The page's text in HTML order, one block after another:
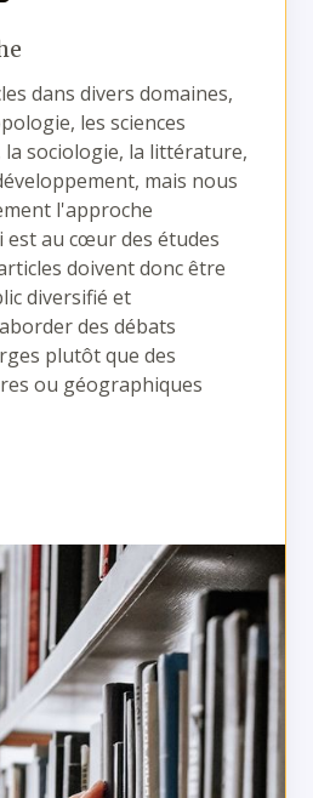
dans divers domaines,
les sciences
sociologie, la littérature,
mais nous
l'approche
est au cœur des études
doivent donc être
diversifié et
des débats
plutôt que des
ou géographiques